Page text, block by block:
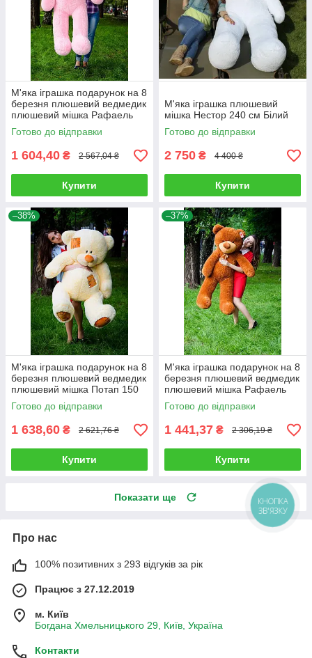
М'яка іграшка подарунок на 8
березня плюшевий ведмедик
плюшевий мішка Рафаель
160 см Рожевий
Готово до відправки
1 604,40 ₴ 2 567,04 ₴
Купити
М'яка іграшка плюшевий
мішка Нестор 240 см Білий
Готово до відправки
2 750 ₴ 4 400 ₴
Купити
–38%
М'яка іграшка подарунок на 8
березня плюшевий ведмедик
плюшевий мішка Потап 150
см Кремовий
Готово до відправки
1 638,60 ₴ 2 621,76 ₴
Купити
–37%
М'яка іграшка подарунок на 8
березня плюшевий ведмедик
плюшевий мішка Рафаель
140 см Коричневий
Готово до відправки
1 441,37 ₴ 2 306,19 ₴
Купити
Показати ще
Про нас
100% позитивних з 293 відгуків за рік
Працює з 27.12.2019
м. Київ
Богдана Хмельницького 29, Київ, Україна
Контакти
КНОПКА
ЗВ'ЯЗКУ